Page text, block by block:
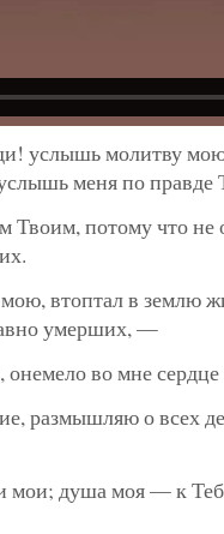
услышь молитву
меня по правде
Твоим, потому что не
втоптал в землю
умерших, —
во мне
размышляю о всех
мои; душа моя — к